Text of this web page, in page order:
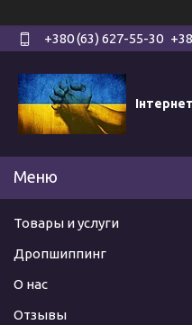
+380 (63) 627-55-30
Товары и услуги
Дропшиппинг
О нас
Отзывы